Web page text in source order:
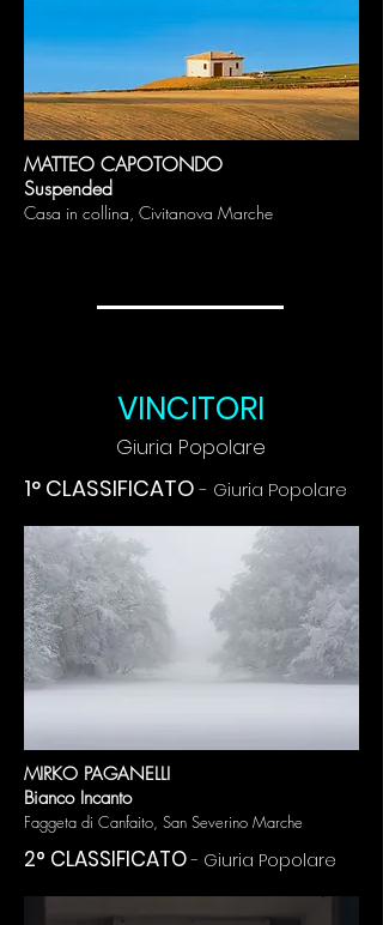
MATTEO CAPOTONDO
Suspended
Casa in collina, Civitanova Marche
VINCITORI
Giuria Popolare
1° CLASSIFICATO- Giuria Popolare
MIRKO PAGANELLI
Bianco Incanto
Faggeta di Canfaito, San Severino Marche
2° CLASSIFICATO- Giuria Popolare